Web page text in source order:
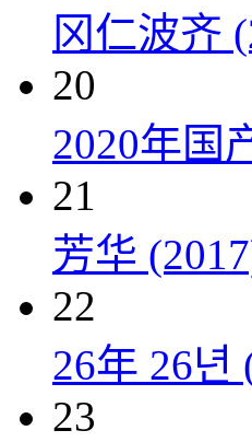
冈仁波齐
20
2020年国
21
芳华
22
26年 26년
23